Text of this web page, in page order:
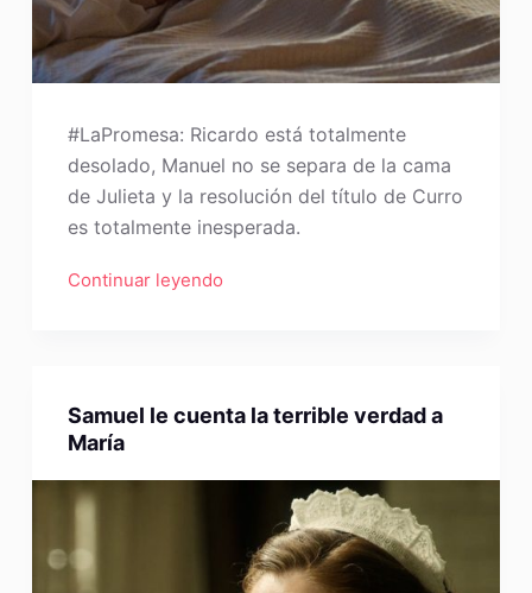
#LaPromesa: Ricardo está totalmente
desolado, Manuel no se separa de la cama
de Julieta y la resolución del título de Curro
es totalmente inesperada.
Continuar leyendo
Samuel le cuenta la terrible verdad a
María